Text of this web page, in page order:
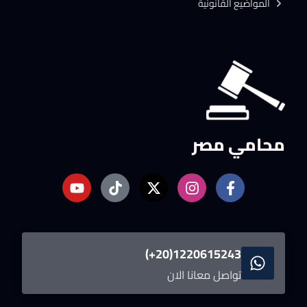
محامي مصر
1220615243(20+)
تواصل معانا الان